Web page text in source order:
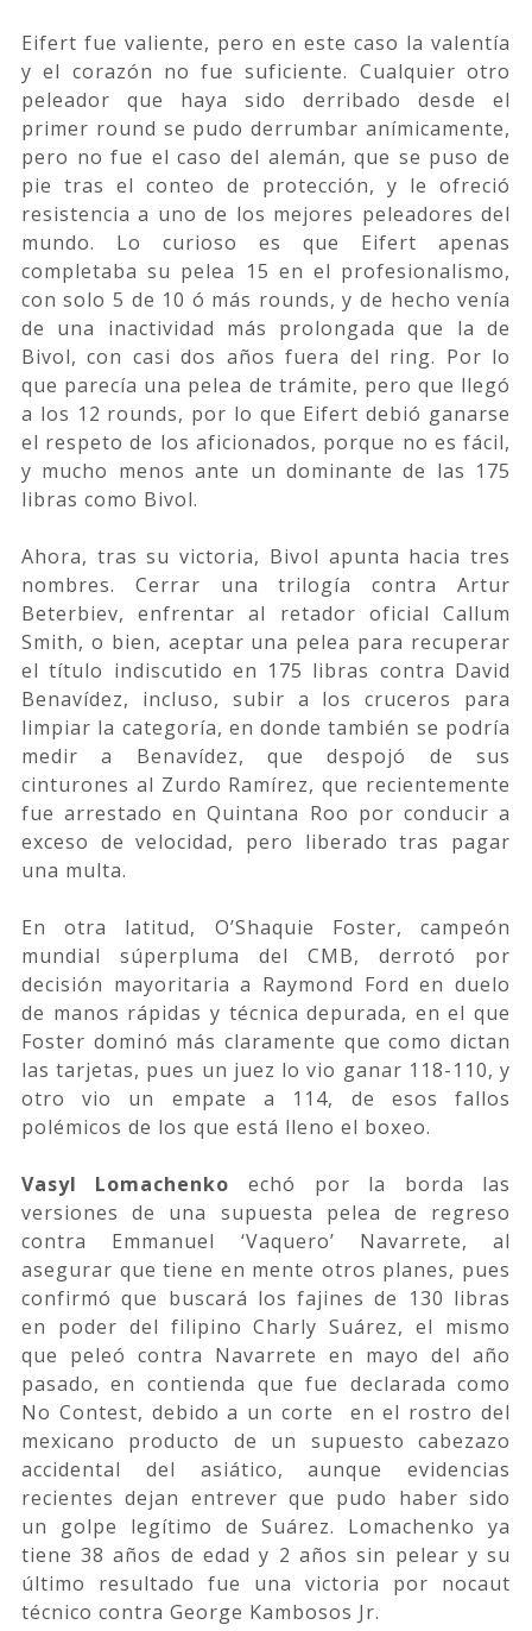
Eifert fue valiente, pero en este caso la valentía
y el corazón no fue suficiente. Cualquier otro
peleador que haya sido derribado desde el
primer round se pudo derrumbar anímicamente,
pero no fue el caso del alemán, que se puso de
pie tras el conteo de protección, y le ofreció
resistencia a uno de los mejores peleadores del
mundo. Lo curioso es que Eifert apenas
completaba su pelea 15 en el profesionalismo,
con solo 5 de 10 ó más rounds, y de hecho venía
de una inactividad más prolongada que la de
Bivol, con casi dos años fuera del ring. Por lo
que parecía una pelea de trámite, pero que llegó
a los 12 rounds, por lo que Eifert debió ganarse
el respeto de los aficionados, porque no es fácil,
y mucho menos ante un dominante de las 175
libras como Bivol.
Ahora, tras su victoria, Bivol apunta hacia tres
nombres. Cerrar una trilogía contra Artur
Beterbiev, enfrentar al retador oficial Callum
Smith, o bien, aceptar una pelea para recuperar
el título indiscutido en 175 libras contra David
Benavídez, incluso, subir a los cruceros para
limpiar la categoría, en donde también se podría
medir a Benavídez, que despojó de sus
cinturones al Zurdo Ramírez, que recientemente
fue arrestado en Quintana Roo por conducir a
exceso de velocidad, pero liberado tras pagar
una multa.
En otra latitud, O’Shaquie Foster, campeón
mundial súperpluma del CMB, derrotó por
decisión mayoritaria a Raymond Ford en duelo
de manos rápidas y técnica depurada, en el que
Foster dominó más claramente que como dictan
las tarjetas, pues un juez lo vio ganar 118-110, y
otro vio un empate a 114, de esos fallos
polémicos de los que está lleno el boxeo.
Vasyl Lomachenko echó por la borda las
versiones de una supuesta pelea de regreso
contra Emmanuel ‘Vaquero’ Navarrete, al
asegurar que tiene en mente otros planes, pues
confirmó que buscará los fajines de 130 libras
en poder del filipino Charly Suárez, el mismo
que peleó contra Navarrete en mayo del año
pasado, en contienda que fue declarada como
No Contest, debido a un corte en el rostro del
mexicano producto de un supuesto cabezazo
accidental del asiático, aunque evidencias
recientes dejan entrever que pudo haber sido
un golpe legítimo de Suárez. Lomachenko ya
tiene 38 años de edad y 2 años sin pelear y su
último resultado fue una victoria por nocaut
técnico contra George Kambosos Jr.